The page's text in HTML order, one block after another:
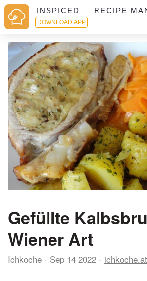
INSPICED — RECIPE
DOWNLOAD APP
Gefüllte
Wiener Art
Ichkoche Sep 14 2022 ichkoche.at